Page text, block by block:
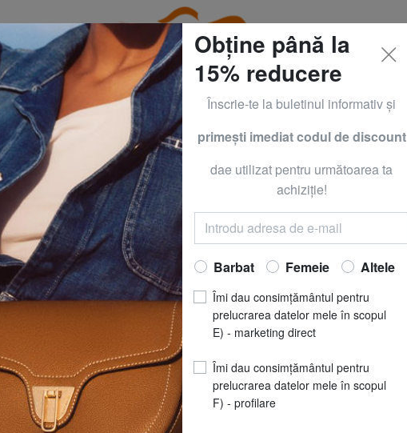
GUESS & PIQUADRO la - 50% PÂNĂ MÂINE, 9 AUGUST*
Îmbrăcăminte pentru femei și bărbați
Acasă Îmbrăcăminte
BLAUER ANULEAZĂ TOATE FILTRELE DE CĂUTARE
produse din această categorie
Obține până la
15% reducere
Înscrie-te la buletinul informativ şi
primeşti imediat codul de discount
dae utilizat pentru următoarea ta
achiziţie!
Barbat Femeie Altele
Îmi dau consimțământul pentru
prelucrarea datelor mele în scopul
E) - marketing direct
Îmi dau consimțământul pentru
prelucrarea datelor mele în scopul
F) - profilare